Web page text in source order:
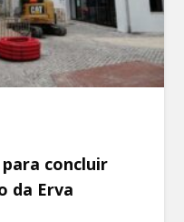
concluir
da Erva